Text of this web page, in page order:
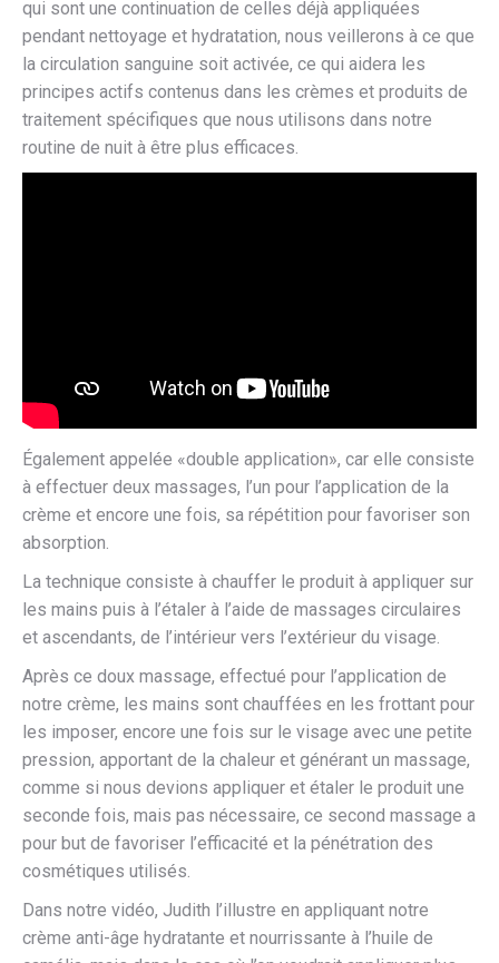
qui sont une continuation de celles déjà appliquées
pendant nettoyage et hydratation, nous veillerons à ce que
la circulation sanguine soit activée, ce qui aidera les
principes actifs contenus dans les crèmes et produits de
traitement spécifiques que nous utilisons dans notre
routine de nuit à être plus efficaces.
Également appelée «double application», car elle consiste
à effectuer deux massages, l’un pour l’application de la
crème et encore une fois, sa répétition pour favoriser son
absorption.
La technique consiste à chauffer le produit à appliquer sur
les mains puis à l’étaler à l’aide de massages circulaires
et ascendants, de l’intérieur vers l’extérieur du visage.
Après ce doux massage, effectué pour l’application de
notre crème, les mains sont chauffées en les frottant pour
les imposer, encore une fois sur le visage avec une petite
pression, apportant de la chaleur et générant un massage,
comme si nous devions appliquer et étaler le produit une
seconde fois, mais pas nécessaire, ce second massage a
pour but de favoriser l’efficacité et la pénétration des
cosmétiques utilisés.
Dans notre vidéo, Judith l’illustre en appliquant notre
crème anti-âge hydratante et nourrissante à l’huile de